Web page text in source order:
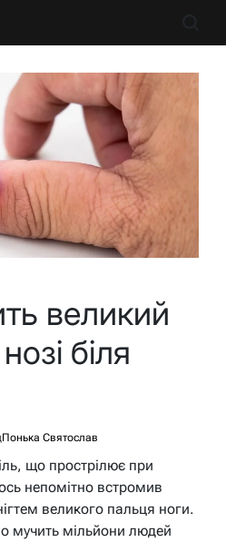
великий
біля
Понька Святослав
що прострілює при
непомітно встромив
великого пальця ноги.
мучить мільйони людей